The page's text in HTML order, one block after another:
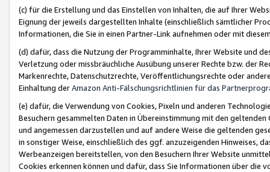
(c) für die Erstellung und das Einstellen von Inhalten, die auf Ihrer
Eignung der jeweils dargestellten Inhalte (einschließlich sämtlicher
Informationen, die Sie in einen Partner-Link aufnehmen oder mit
(d) dafür, dass die Nutzung der Programminhalte, Ihrer Website und
Verletzung oder missbräuchliche Ausübung unserer Rechte bzw. der
Markenrechte, Datenschutzrechte, Veröffentlichungsrechte oder
Einhaltung derAmazon Anti-Fälschungsrichtlinien für das
(e) dafür, die Verwendung von Cookies, Pixeln und anderen
Besuchern gesammelten Daten in Übereinstimmung mit den
und angemessen darzustellen und auf andere Weise die geltenden
in sonstiger Weise, einschließlich des ggf. anzuzeigenden Hinweises,
Werbeanzeigen bereitstellen, von den Besuchern Ihrer Website
Cookies erkennen können und dafür, dass Sie Informationen über die